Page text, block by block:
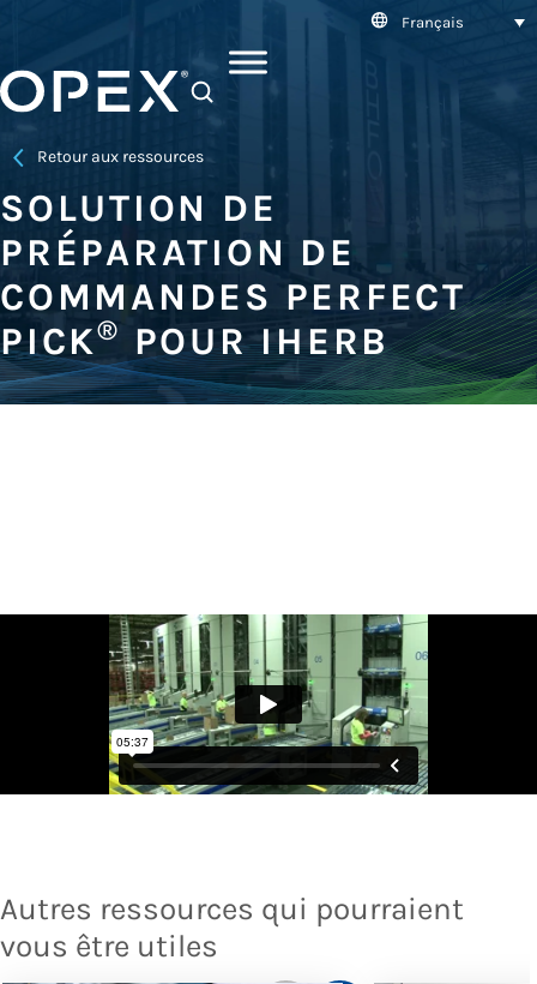
Français
Retour aux ressources
SOLUTION DE
PRÉPARATION DE
COMMANDES PERFECT
PICK® POUR IHERB
Autres ressources qui pourraient
vous être utiles